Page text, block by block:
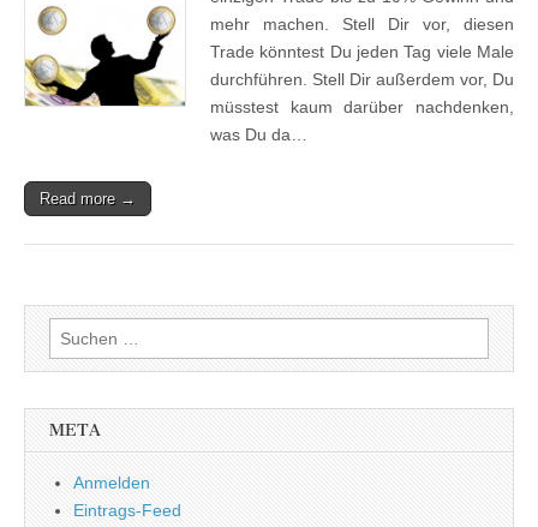
mehr machen. Stell Dir vor, diesen
Trade könntest Du jeden Tag viele Male
durchführen. Stell Dir außerdem vor, Du
müsstest kaum darüber nachdenken,
was Du da…
Read more →
Suchen
nach:
META
Anmelden
Eintrags-Feed